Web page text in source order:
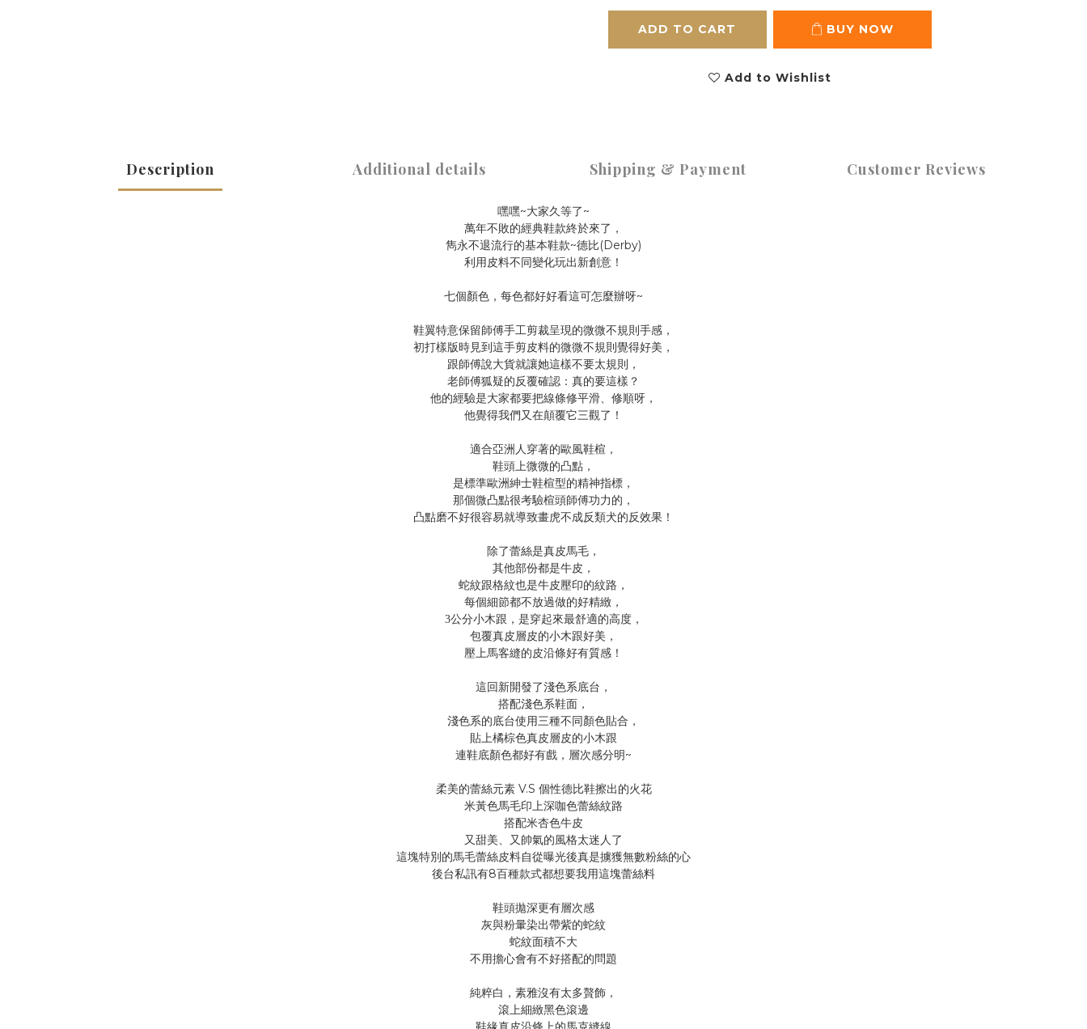
ADD TO CART BUY NOW
Add to Wishlist
Description Additional details Shipping & Payment Customer Reviews
嘿嘿~大家久等了 ~
萬年不敗的經典鞋款終於來了，
雋永不退流行的基本鞋款~德比 (Derby)
利用皮料不同變化玩出新創意！
七個顏色，每色都好好看這可怎麼辦呀~
鞋翼特意保留師傅手工剪裁呈現的微微不規則手感，
初打樣版時見到這手剪皮料的微微不規則覺得好美，
跟師傅說大貨就讓她這樣不要太規則，
老師傅狐疑的反覆確認：真的要這樣？
他的經驗是大家都要把線條修平滑、修順呀，
他覺得我們又在顛覆它三觀了！
適合亞洲人穿著的歐風鞋楦，
鞋頭上微微的凸點，
是標準歐洲紳士鞋楦型的精神指標，
那個微凸點很考驗楦頭師傅功力的，
凸點磨不好很容易就導致畫虎不成反類犬的反效果！
除了蕾絲是真皮馬毛，
其他部份都是牛皮，
蛇紋跟格紋也是牛皮壓印的紋路，
每個細節都不放過做的好精緻，
3公分小木跟，是穿起來最舒適的高度，
包覆真皮層皮的小木跟好美，
壓上馬客縫的皮沿條好有質感！
這回新開發了淺色系底台，
搭配淺色系鞋面，
淺色系的底台使用三種不同顏色貼合，
貼上橘棕色真皮層皮的小木跟
連鞋底顏色都好有戲，層次感分明 ~
柔美的蕾絲元素V.S 個性德比鞋擦出的火花
米黃色馬毛印上深咖色蕾絲紋路
搭配米杏色牛皮
又甜美、又帥氣的風格太迷人了
這塊特別的馬毛蕾絲皮料自從曝光後真是擄獲無數粉絲的心
後台私訊有8百種款式都想要我用這塊蕾絲料
鞋頭拋深更有層次感
灰與粉暈染出帶紫的蛇紋
蛇紋面積不大
不用擔心會有不好搭配的問題
純粹白，素雅沒有太多贅飾，
滾上細緻黑色滾邊